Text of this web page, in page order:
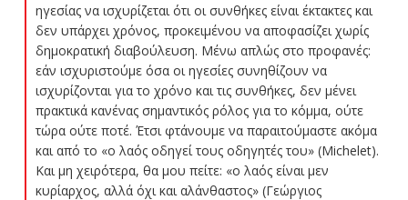
ηγεσίας να ισχυρίζεται ότι οι συνθήκες είναι έκτακτες και
δεν υπάρχει χρόνος, προκειμένου να αποφασίζει χωρίς
δημοκρατική διαβούλευση. Μένω απλώς στο προφανές:
εάν ισχυριστούμε όσα οι ηγεσίες συνηθίζουν να
ισχυρίζονται για το χρόνο και τις συνθήκες, δεν μένει
πρακτικά κανένας σημαντικός ρόλος για το κόμμα, ούτε
τώρα ούτε ποτέ. Έτσι φτάνουμε να παραιτούμαστε ακόμα
και από το «ο λαός οδηγεί τους οδηγητές του» (Michelet).
Και μη χειρότερα, θα μου πείτε: «ο λαός είναι μεν
κυρίαρχος, αλλά όχι και αλάνθαστος» (Γεώργιος